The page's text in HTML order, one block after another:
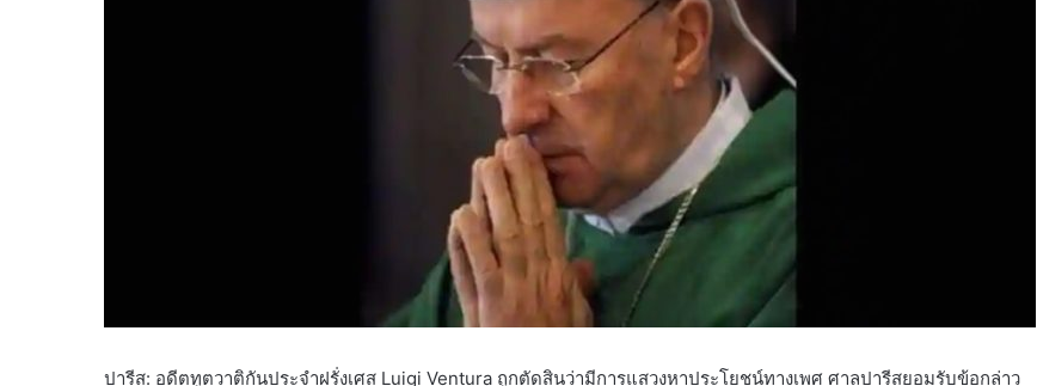
ปารีส: อดีตทูตวาติกันประจำฝรั่งเศส Luigi Ventura ถูกตัดสินว่ามีการแสวงหาประโยชน์ทางเพศ ศาลปารีสยอมรับข้อกล่าว